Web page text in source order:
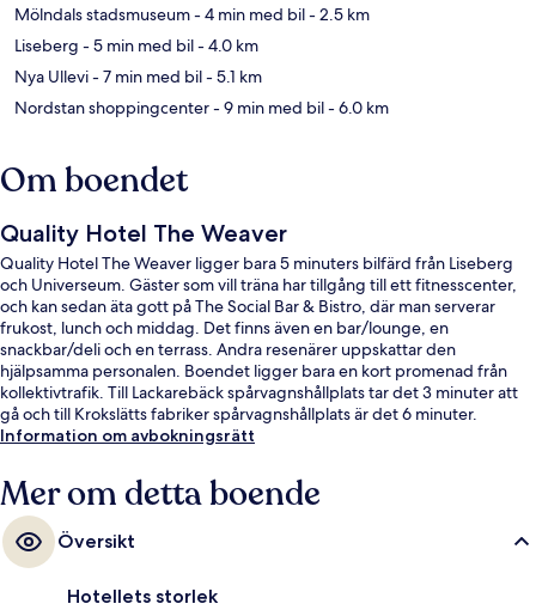
Mölndals stadsmuseum- 4 min med bil- 2.5 km
Liseberg - 5 min med bil- 4.0 km
Nya Ullevi- 7 min med bil- 5.1 km
Nordstan shoppingcenter- 9 min med bil- 6.0 km
Om boendet
Quality Hotel The Weaver
Quality Hotel The Weaver ligger bara 5 minuters bilfärd från Liseberg
och Universeum. Gäster som vill träna har tillgång till ett fitnesscenter,
och kan sedan äta gott på The Social Bar & Bistro, där man serverar
frukost, lunch och middag. Det finns även en bar/lounge, en
snackbar/deli och en terrass. Andra resenärer uppskattar den
hjälpsamma personalen. Boendet ligger bara en kort promenad från
kollektivtrafik. Till Lackarebäck spårvagnshållplats tar det 3 minuter att
gå och till Krokslätts fabriker spårvagnshållplats är det 6 minuter.
Information om avbokningsrätt
Mer om detta boende
Översikt
Hotellets storlek